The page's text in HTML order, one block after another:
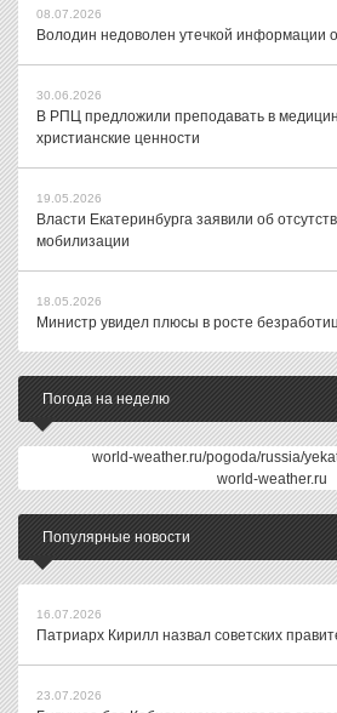
08.07.2026
Володин недоволен утечкой информации
30.06.2026
В РПЦ предложили преподавать в
христианские ценности
19.05.2026
Власти Екатеринбурга заявили об
мобилизации
18.05.2026
Министр увидел плюсы в росте
Погода на неделю
world-weather.ru/pogoda/russia/
world-weather.ru
Популярные новости
16.07.2026
Патриарх Кирилл назвал советских
23.07.2026